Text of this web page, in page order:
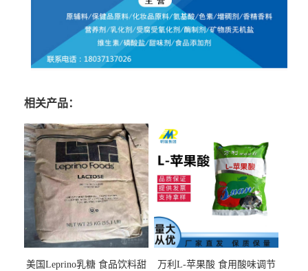
相关产品：
美国Leprino乳糖 食品饮料甜
万利L-苹果酸 食用酸味调节